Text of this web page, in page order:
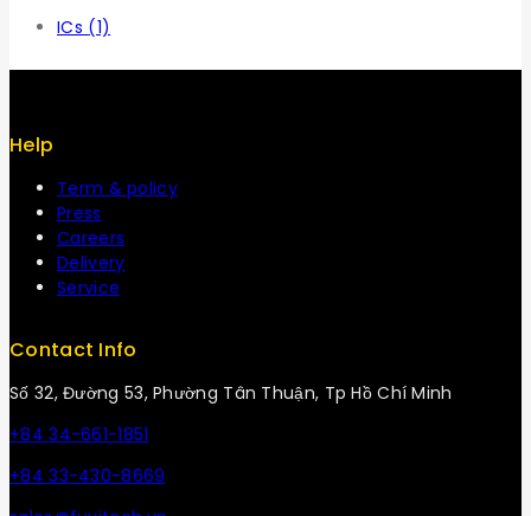
ICs (1)
Help
Term & policy
Press
Careers
Delivery
Service
Contact Info
Số 32, Đường 53, Phường Tân Thuận, Tp Hồ Chí Minh
+84 34-661-1851
+84 33-430-8669